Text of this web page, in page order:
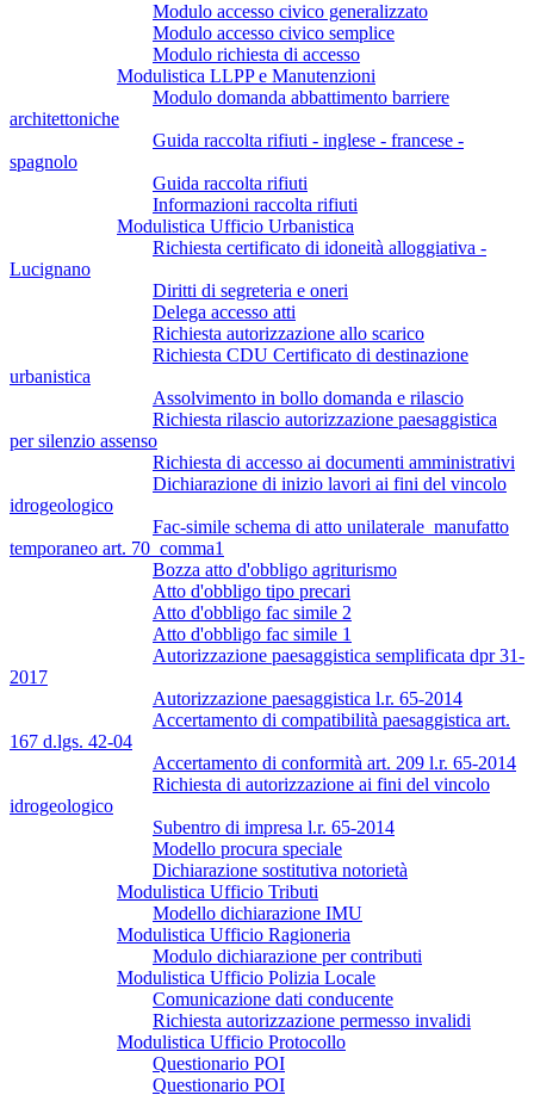
Modulo accesso civico generalizzato
Modulo accesso civico semplice
Modulo richiesta di accesso
Modulistica LLPP e Manutenzioni
Modulo domanda abbattimento barriere
architettoniche
Guida raccolta rifiuti - inglese - francese -
spagnolo
Guida raccolta rifiuti
Informazioni raccolta rifiuti
Modulistica Ufficio Urbanistica
Richiesta certificato di idoneità alloggiativa -
Lucignano
Diritti di segreteria e oneri
Delega accesso atti
Richiesta autorizzazione allo scarico
Richiesta CDU Certificato di destinazione
urbanistica
Assolvimento in bollo domanda e rilascio
Richiesta rilascio autorizzazione paesaggistica
per silenzio assenso
Richiesta di accesso ai documenti amministrativi
Dichiarazione di inizio lavori ai fini del vincolo
idrogeologico
Fac-simile schema di atto unilaterale_manufatto
temporaneo art. 70_comma1
Bozza atto d'obbligo agriturismo
Atto d'obbligo tipo precari
Atto d'obbligo fac simile 2
Atto d'obbligo fac simile 1
Autorizzazione paesaggistica semplificata dpr 31-
2017
Autorizzazione paesaggistica l.r. 65-2014
Accertamento di compatibilità paesaggistica art.
167 d.lgs. 42-04
Accertamento di conformità art. 209 l.r. 65-2014
Richiesta di autorizzazione ai fini del vincolo
idrogeologico
Subentro di impresa l.r. 65-2014
Modello procura speciale
Dichiarazione sostitutiva notorietà
Modulistica Ufficio Tributi
Modello dichiarazione IMU
Modulistica Ufficio Ragioneria
Modulo dichiarazione per contributi
Modulistica Ufficio Polizia Locale
Comunicazione dati conducente
Richiesta autorizzazione permesso invalidi
Modulistica Ufficio Protocollo
Questionario POI
Questionario POI